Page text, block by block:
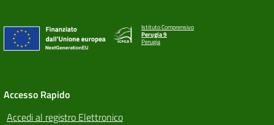
Istituto Comprensivo
Perugia 9
Perugia
Accesso Rapido
Accedi al registro Elettronico